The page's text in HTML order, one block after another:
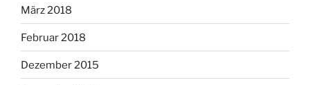
März 2018
Februar 2018
Dezember 2015